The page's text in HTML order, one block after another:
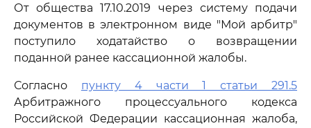
От общества 17.10.2019 через систему подачи
документов в электронном виде "Мой арбитр"
поступило ходатайство о возвращении
поданной ранее кассационной жалобы.
Согласно пункту 4 части 1 статьи 291.5
Арбитражного процессуального кодекса
Российской Федерации кассационная жалоба,